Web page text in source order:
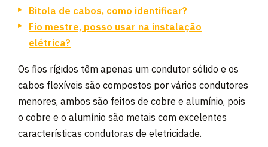
Bitola de cabos, como identificar?
Fio mestre, posso usar na instalação
elétrica?
Os fios rígidos têm apenas um condutor sólido e os
cabos flexíveis são compostos por vários condutores
menores, ambos são feitos de cobre e alumínio, pois
o cobre e o alumínio são metais com excelentes
características condutoras de eletricidade.